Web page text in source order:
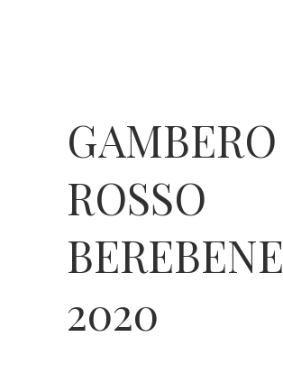
GAMBERO
ROSSO
BEREBENE
2020